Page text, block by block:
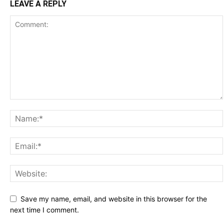
LEAVE A REPLY
Save my name, email, and website in this browser for the
next time I comment.